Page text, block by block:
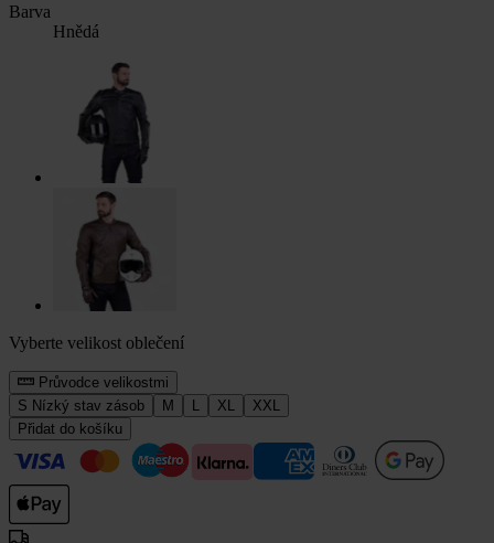
Barva
Hnědá
Vyberte velikost oblečení
Průvodce velikostmi
S Nízký stav zásob M L XL
XXL
Přidat do košíku